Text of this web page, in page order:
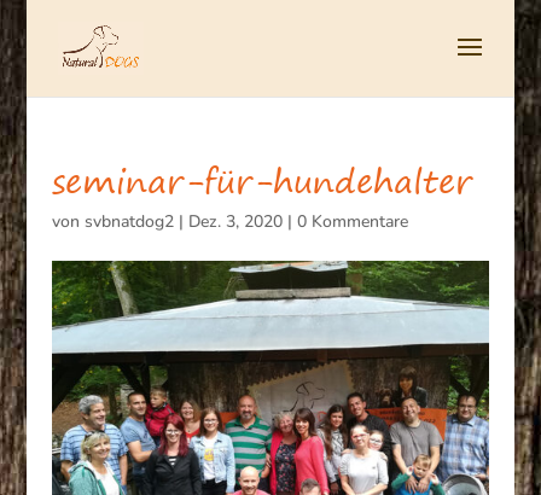
seminar-für-hundehalter
von svbnatdog2| Dez. 3, 2020| 0 Kommentare